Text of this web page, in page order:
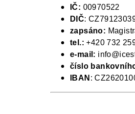
IČ: 00970522
DIČ:
zapsáno:
tel.: +420 732
e-mail:
číslo
IBAN :